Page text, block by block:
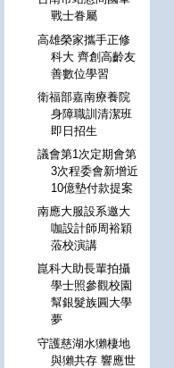
戰士眷屬
高雄榮家攜手正修
科大 齊創高齡友
善數位學習
衛福部嘉南療養院
身障職訓清潔班
即日招生
議會第1次定期會第
3次程委會新增近
10億墊付款提案
南應大服設系邀大
咖設計師周裕穎
蒞校演講
崑科大助長輩拍攝
學士照參觀校園
幫銀髮族圓大學
夢
守護慈湖水獺棲地
與獺共存 響應世